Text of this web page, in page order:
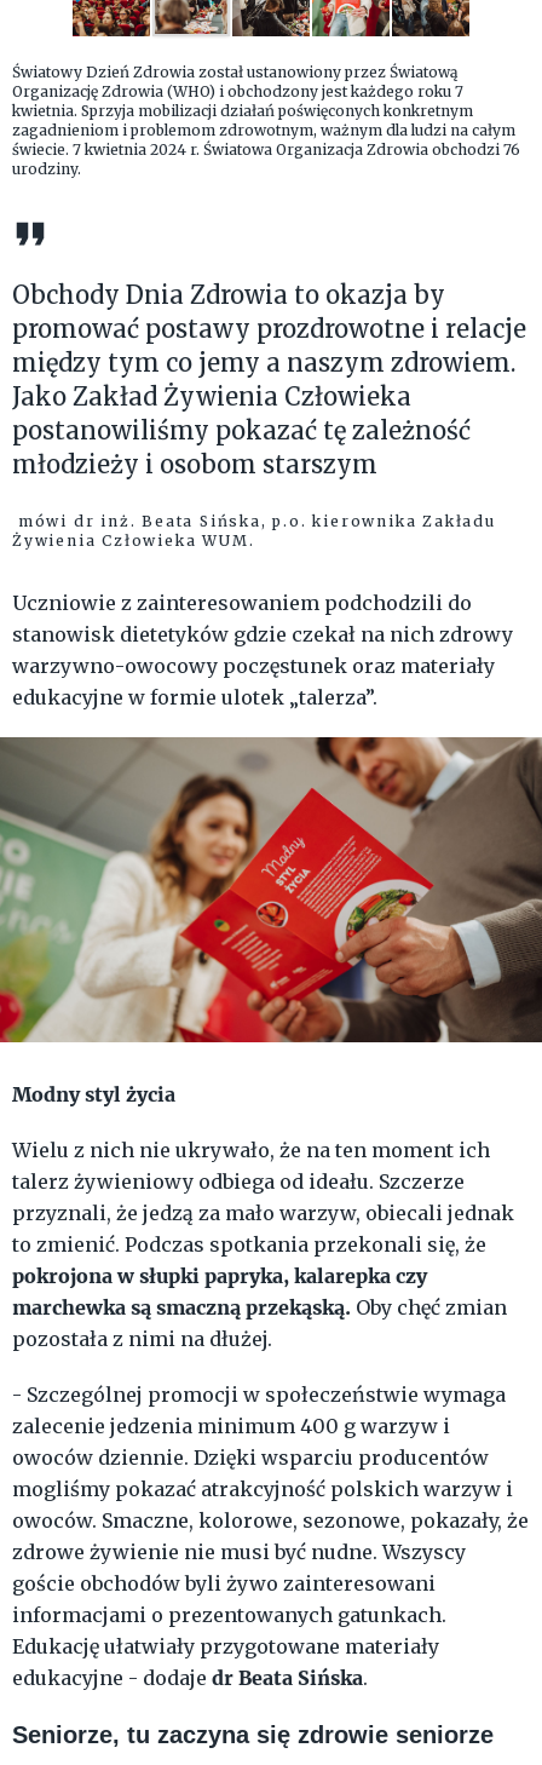
Światowy Dzień Zdrowia został ustanowiony przez Światową
Organizację Zdrowia (WHO) i obchodzony jest każdego roku 7
kwietnia. Sprzyja mobilizacji działań poświęconych konkretnym
zagadnieniom i problemom zdrowotnym, ważnym dla ludzi na całym
świecie. 7 kwietnia 2024 r. Światowa Organizacja Zdrowia obchodzi 76
urodziny.
Obchody Dnia Zdrowia to okazja by
promować postawy prozdrowotne i relacje
między tym co jemy a naszym zdrowiem.
Jako Zakład Żywienia Człowieka
postanowiliśmy pokazać tę zależność
młodzieży i osobom starszym
mówi dr inż. Beata Sińska, p.o. kierownika Zakładu
Żywienia Człowieka WUM.
Uczniowie z zainteresowaniem podchodzili do
stanowisk dietetyków gdzie czekał na nich zdrowy
warzywno-owocowy poczęstunek oraz materiały
edukacyjne w formie ulotek „talerza”.
Modny styl życia
Wielu z nich nie ukrywało, że na ten moment ich
talerz żywieniowy odbiega od ideału. Szczerze
przyznali, że jedzą za mało warzyw, obiecali jednak
to zmienić. Podczas spotkania przekonali się, że
pokrojona w słupki papryka, kalarepka czy
marchewka są smaczną przekąską. Oby chęć zmian
pozostała z nimi na dłużej.
- Szczególnej promocji w społeczeństwie wymaga
zalecenie jedzenia minimum 400 g warzyw i
owoców dziennie. Dzięki wsparciu producentów
mogliśmy pokazać atrakcyjność polskich warzyw i
owoców. Smaczne, kolorowe, sezonowe, pokazały, że
zdrowe żywienie nie musi być nudne. Wszyscy
goście obchodów byli żywo zainteresowani
informacjami o prezentowanych gatunkach.
Edukację ułatwiały przygotowane materiały
edukacyjne - dodaje dr Beata Sińska.
Seniorze, tu zaczyna się zdrowie seniorze